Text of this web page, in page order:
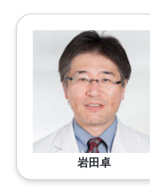
岩田卓